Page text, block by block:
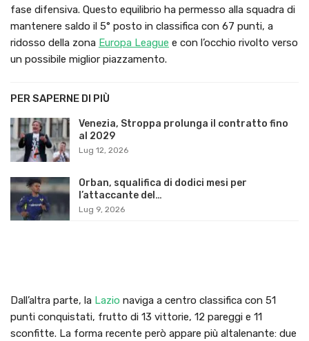
fase difensiva. Questo equilibrio ha permesso alla squadra di
mantenere saldo il 5° posto in classifica con 67 punti, a
ridosso della zona Europa League e con l’occhio rivolto verso
un possibile miglior piazzamento.
PER SAPERNE DI PIÙ
Venezia, Stroppa prolunga il contratto fino
al 2029
Lug 12, 2026
Orban, squalifica di dodici mesi per
l’attaccante del…
Lug 9, 2026
Dall’altra parte, la Lazio naviga a centro classifica con 51
punti conquistati, frutto di 13 vittorie, 12 pareggi e 11
sconfitte. La forma recente però appare più altalenante: due